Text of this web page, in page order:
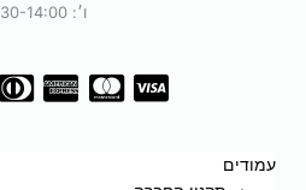
ו׳: 9:30-14:00
עמודים